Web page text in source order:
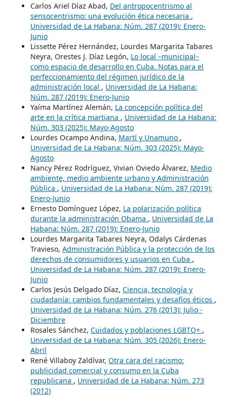
Carlos Ariel Díaz Abad, Del antropocentrismo al
sensocentrismo: una evolución ética necesaria ,
Universidad de La Habana: Núm. 287 (2019): Enero-
Junio
Lissette Pérez Hernández, Lourdes Margarita Tabares
Neyra, Orestes J. Díaz Legón, Lo local –municipal–
como espacio de desarrollo en Cuba. Notas para el
perfeccionamiento del régimen jurídico de la
administración local , Universidad de La Habana:
Núm. 287 (2019): Enero-Junio
Yaíma Martínez Alemán, La concepción política del
arte en la crítica martiana , Universidad de La Habana:
Núm. 303 (2025): Mayo-Agosto
Lourdes Ocampo Andina, Martí y Unamuno ,
Universidad de La Habana: Núm. 303 (2025): Mayo-
Agosto
Nancy Pérez Rodríguez, Vivian Oviedo Álvarez, Medio
ambiente, medio ambiente urbano y Administración
Pública , Universidad de La Habana: Núm. 287 (2019):
Enero-Junio
Ernesto Domínguez López, La polarización política
durante la administración Obama , Universidad de La
Habana: Núm. 287 (2019): Enero-Junio
Lourdes Margarita Tabares Neyra, Odalys Cárdenas
Travieso, Administración Pública y la protección de los
derechos de consumidores y usuarios en Cuba ,
Universidad de La Habana: Núm. 287 (2019): Enero-
Junio
Carlos Jesús Delgado Díaz, Ciencia, tecnología y
ciudadanía: cambios fundamentales y desafíos éticos ,
Universidad de La Habana: Núm. 276 (2013): Julio -
Diciembre
Rosales Sánchez, Cuidados y poblaciones LGBTQ+ ,
Universidad de La Habana: Núm. 305 (2026): Enero-
Abril
René Villaboy Zaldívar, Otra cara del racismo:
publicidad comercial y consumo en la Cuba
republicana , Universidad de La Habana: Núm. 273
(2012)